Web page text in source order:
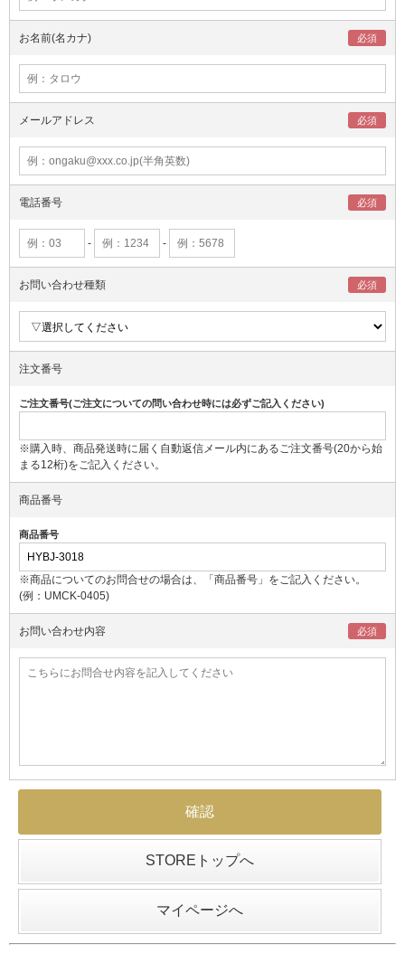
お名前(名カナ)
メールアドレス
電話番号
- -
お問い合わせ種類
注文番号
ご注文番号(ご注文についての問い合わせ時には必ずご記入ください)
※購入時、商品発送時に届く自動返信メール内にあるご注文番号(20から始
まる12桁)をご記入ください。
商品番号
商品番号
※商品についてのお問合せの場合は、「商品番号」をご記入ください。
(例：UMCK-0405)
お問い合わせ内容
STOREトップへ
マイページへ